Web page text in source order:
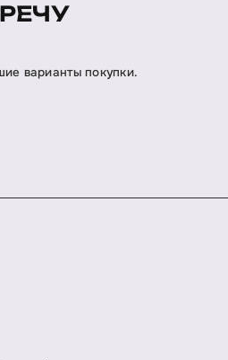
варианты покупки.